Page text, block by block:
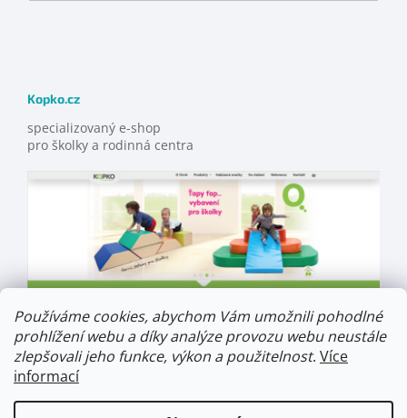
Používáme cookies, abychom Vám umožnili pohodlné
prohlížení webu a díky analýze provozu webu neustále
zlepšovali jeho funkce, výkon a použitelnost. Více
informací
Kopko.cz
specializovaný e-shop
pro školky a rodinná centra